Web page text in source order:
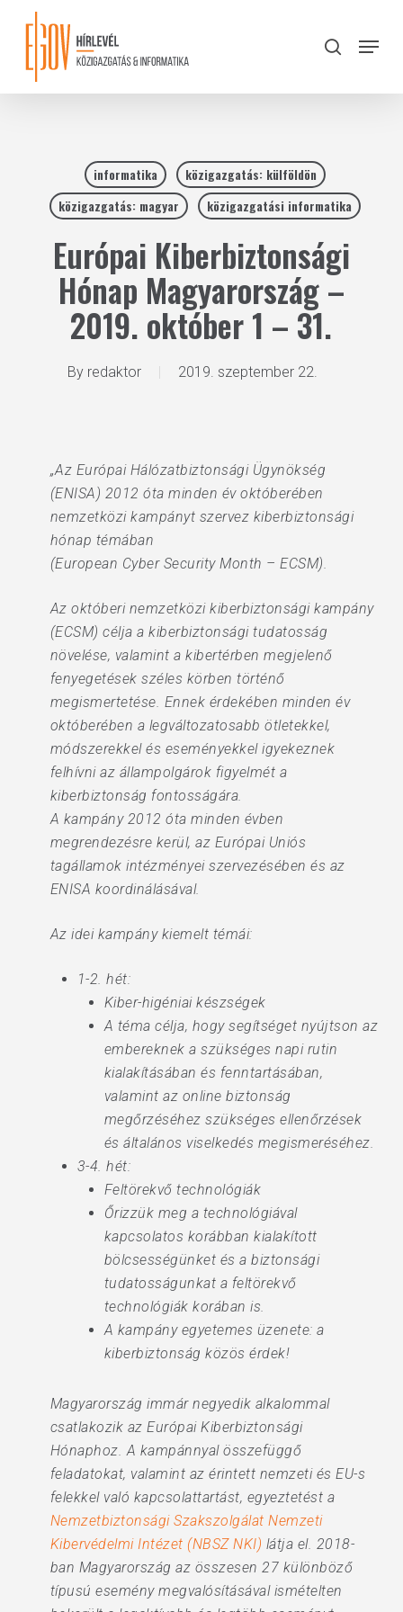
content
search
Menu
informatika
közigazgatás: külföldön
közigazgatás: magyar
közigazgatási informatika
Európai Kiberbiztonsági
Hónap Magyarország –
2019. október 1 – 31.
By redaktor 2019. szeptember 22.
„Az Európai Hálózatbiztonsági Ügynökség
(ENISA) 2012 óta minden év októberében
nemzetközi kampányt szervez kiberbiztonsági
hónap témában
(European Cyber Security Month – ECSM).
Az októberi nemzetközi kiberbiztonsági kampány
(ECSM) célja a kiberbiztonsági tudatosság
növelése, valamint a kibertérben megjelenő
fenyegetések széles körben történő
megismertetése. Ennek érdekében minden év
októberében a legváltozatosabb ötletekkel,
módszerekkel és eseményekkel igyekeznek
felhívni az állampolgárok figyelmét a
kiberbiztonság fontosságára.
A kampány 2012 óta minden évben
megrendezésre kerül, az Európai Uniós
tagállamok intézményei szervezésében és az
ENISA koordinálásával.
Az idei kampány kiemelt témái:
1-2. hét:
Kiber-higéniai készségek
A téma célja, hogy segítséget nyújtson az
embereknek a szükséges napi rutin
kialakításában és fenntartásában,
valamint az online biztonság
megőrzéséhez szükséges ellenőrzések
és általános viselkedés megismeréséhez.
3-4. hét:
Feltörekvő technológiák
Őrizzük meg a technológiával
kapcsolatos korábban kialakított
bölcsességünket és a biztonsági
tudatosságunkat a feltörekvő
technológiák korában is.
A kampány egyetemes üzenete: a
kiberbiztonság közös érdek!
Magyarország immár negyedik alkalommal
csatlakozik az Európai Kiberbiztonsági
Hónaphoz. A kampánnyal összefüggő
feladatokat, valamint az érintett nemzeti és EU-s
felekkel való kapcsolattartást, egyeztetést a
Nemzetbiztonsági Szakszolgálat Nemzeti
Kibervédelmi Intézet (NBSZ NKI) látja el. 2018-
ban Magyarország az összesen 27 különböző
típusú esemény megvalósításával ismételten
Close